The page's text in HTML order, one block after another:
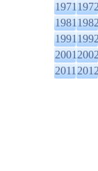
1971
1981
1991
2001
2011